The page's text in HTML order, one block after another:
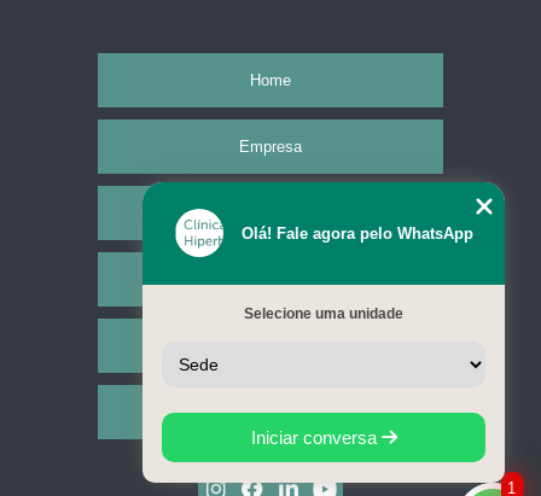
Home
Empresa
Mapa do site
1
Olá! Fale agora pelo WhatsApp
Selecione uma unidade
Iniciar conversa